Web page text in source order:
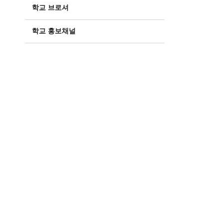
학교 브로셔
학교 홍보채널